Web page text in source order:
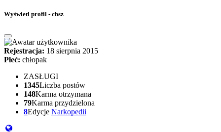
Wyświetl profil - cbsz
Rejestracja: 18 sierpnia 2015
Płeć: chłopak
ZASŁUGI
1345Liczba postów
148Karma otrzymana
79Karma przydzielona
8Edycje Narkopedii